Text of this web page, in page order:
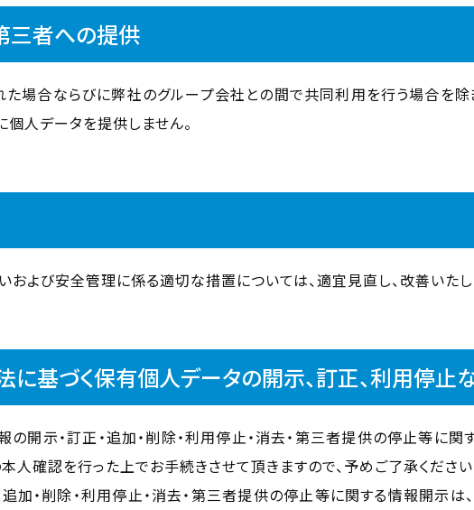
三者への提供
た場合ならびに弊社のグループ会社との間で共同利用を行う場合を除
人データを提供しません。
よび安全管理に係る適切な措置については、適宜見直し、改善いたし
基づく保有個人データの開示、訂正、利用停止
開示・訂正・追加・削除・利用停止・消去・第三者提供の停止等に関
人確認を行った上でお手続きさせて頂きますので、予めご了承ください
加・削除・利用停止・消去・第三者提供の停止等に関する情報開示は